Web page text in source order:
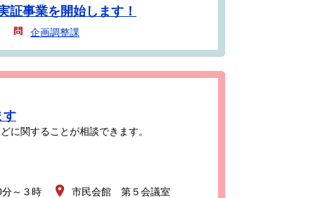
証事業を開始します！
企画調整課
す
に関することが相談できます。
～３時
市民会館 第５会議室